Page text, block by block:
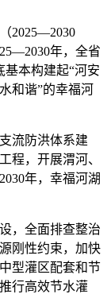
2025—2030
年，全省
基本构建起“河安
和谐”的幸福河
流防洪体系建
程，开展渭河、
年，幸福河湖
，全面排查整治
刚性约束，加快
型灌区配套和节
行高效节水灌